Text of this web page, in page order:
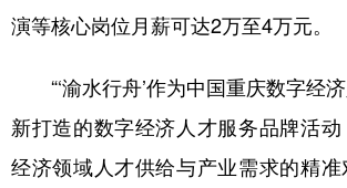
演等核心岗位月薪可达2万至4万元。
“‘渝水行舟’作为中国重庆数字经
新打造的数字经济人才服务品牌活
经济领域人才供给与产业需求的精